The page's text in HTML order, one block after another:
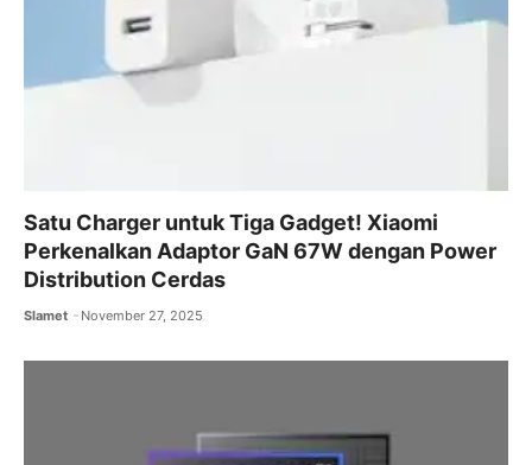
Satu Charger untuk Tiga Gadget! Xiaomi
Perkenalkan Adaptor GaN 67W dengan Power
Distribution Cerdas
Slamet November 27, 2025